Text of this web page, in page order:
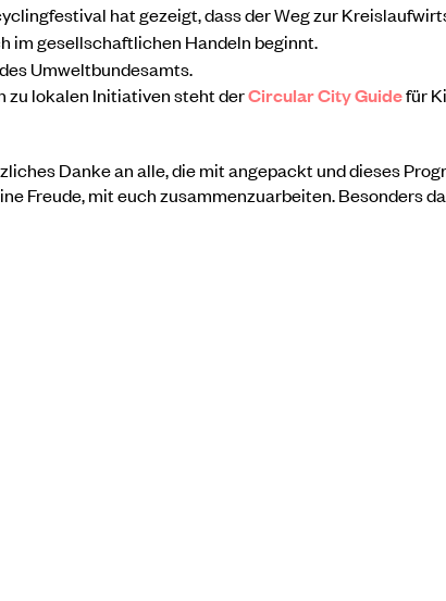
hat gezeigt, dass der Weg zur
im gesellschaftlichen Handeln beginnt.
Umweltbundesamts.
zu lokalen Initiativen steht derCircular City Guidefür
Danke an alle, die mit angepackt und dieses
Freude, mit euch zusammenzuarbeiten. Besonders